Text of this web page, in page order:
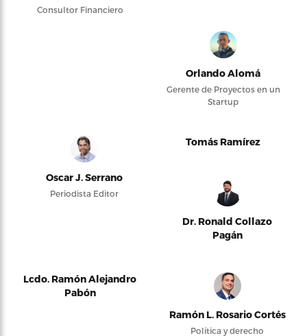
Consultor Financiero
Orlando Alomá
Gerente de Proyectos en un
Startup
Oscar J. Serrano
Periodista Editor
Tomás Ramírez
Dr. Ronald Collazo
Pagán
Lcdo. Ramón Alejandro
Pabón
Ramón L. Rosario Cortés
Política y derecho